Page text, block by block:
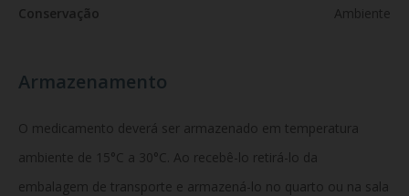
Conservação Ambiente
Armazenamento
O medicamento deverá ser armazenado em temperatura
ambiente de 15°C a 30°C. Ao recebê-lo retirá-lo da
embalagem de transporte e armazená-lo no quarto ou na sala